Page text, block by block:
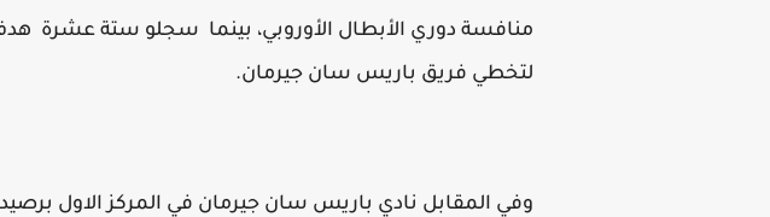
منافسة دوري الأبطال الأوروبي، بينما سجلو ستة عشرة
لتخطي فريق باريس سان جيرمان.
وفي المقابل نادي باريس سان جيرمان في المركز الاول